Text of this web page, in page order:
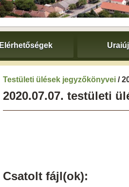
Elérhetőségek
Testületi ülések jegyzőkönyvei /
2020.07.07. testületi
Csatolt fájl(ok):